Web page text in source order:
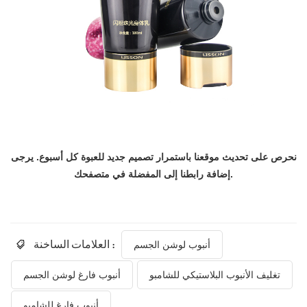
نحرص على تحديث موقعنا باستمرارتصميم جديد للعبوةكل أسبوع. يرجى
إضافة رابطنا إلى المفضلة في متصفحك.
العلامات الساخنة : أنبوب لوشن الجسم
أنبوب فارغ لوشن الجسم تغليف الأنبوب البلاستيكي للشامبو